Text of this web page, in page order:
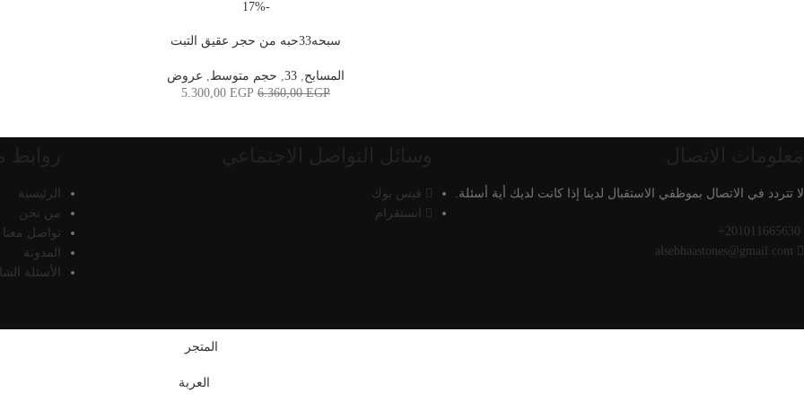
-17%
سبحه33حبه من حجر عقيق التبت
المسابح,
33
, حجم متوسط, عروض
6.360,00EGP
5.300,00 EGP
لا تتردد في الاتصال بموظفي الاستقبال لدينا إذا كانت لديك أية أسئلة.
201011665630+
alsebhaastones@gmail.com
فيس بوك
انستقرام
الرئيسية
من نحن
تواصل معنا
المدونة
الأسئلة
المتجر
العربة